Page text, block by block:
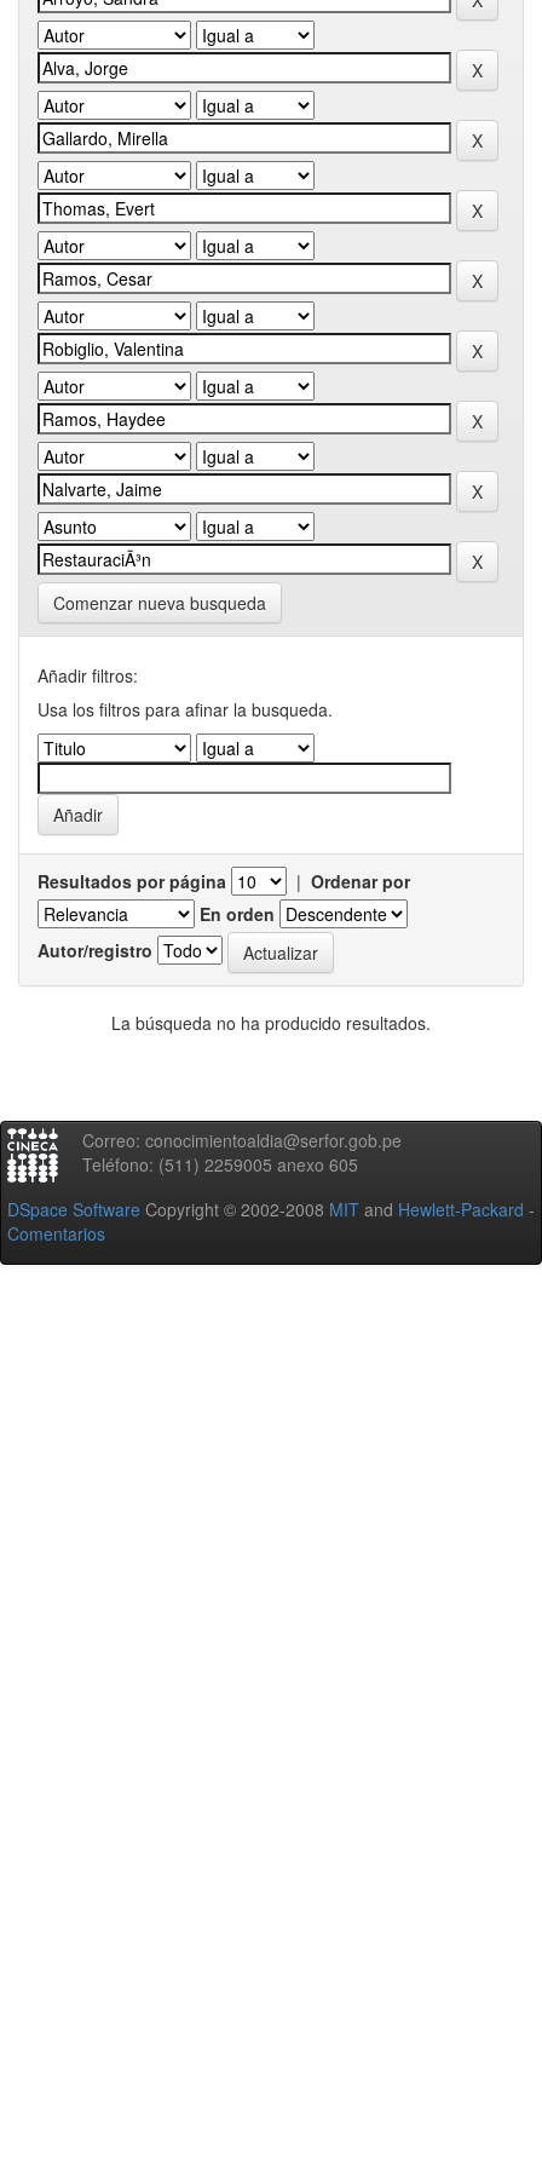
Comenzar nueva busqueda
Añadir filtros:
Usa los filtros para afinar la busqueda.
Resultados por página | Ordenar por
En orden
Autor/registro
La búsqueda no ha producido resultados.
Correo: conocimientoaldia@serfor.gob.pe
Teléfono: (511) 2259005 anexo 605
DSpace Software Copyright © 2002-2008 MIT and Hewlett-Packard -
Comentarios